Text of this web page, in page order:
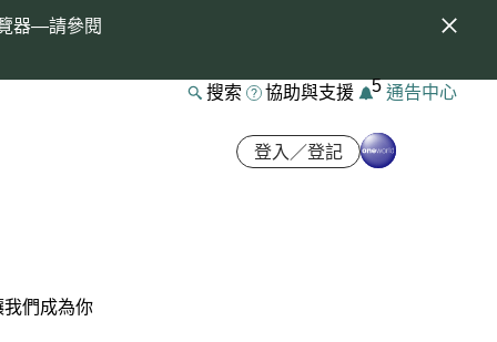
器—請參閱
搜索 協助與支援 5 通告中心
登入／登記
們成為你